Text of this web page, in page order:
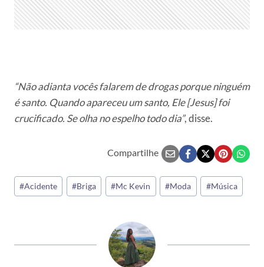
“Não adianta vocês falarem de drogas porque ninguém
é santo. Quando apareceu um santo, Ele [Jesus] foi
crucificado. Se olha no espelho todo dia”, disse.
Compartilhe
Tags
do
#Acidente #Briga #Mc Kevin #Moda #Música